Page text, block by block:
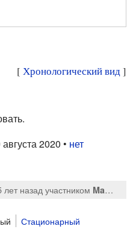
[ Хронологический вид]
2020 • нет
назад участником MaksTsepkov
Стационарный